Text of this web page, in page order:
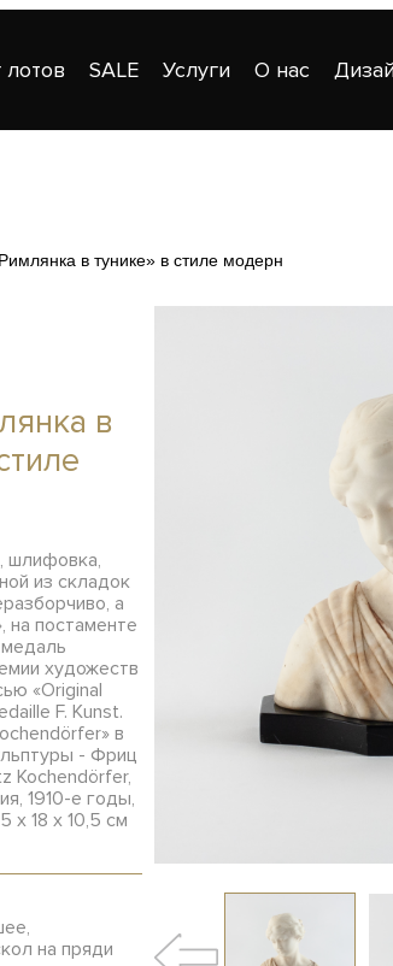
лотов SALE Услуги О нас
в тунике» в стиле модерн
в
шлифовка,
из складок
а
на постаменте
художеств
«Original
F. Kunst.
в
- Фриц
Kochendörfer,
1910-е годы,
х 18 х 10,5 см
на пряди